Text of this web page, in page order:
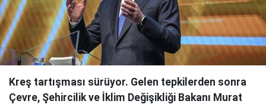
Kreş tartışması sürüyor. Gelen tepkilerden sonra
Çevre, Şehircilik ve İklim Değişikliği Bakanı Murat